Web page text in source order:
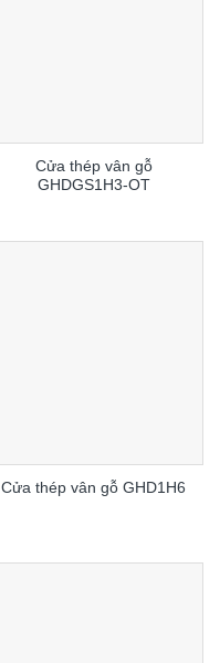
Cửa thép vân gỗ
GHDGS1H3-OT
Cửa thép vân gỗ GHD1H6